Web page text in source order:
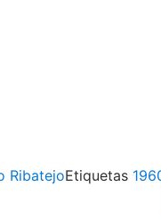
RibatejoEtiquetas